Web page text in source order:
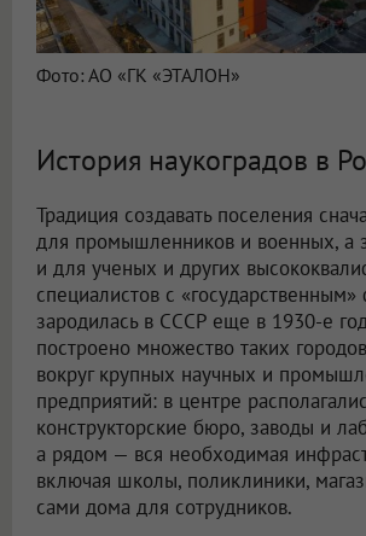
Фото: АО «ГК «ЭТАЛОН»
История наукоградов в
Традиция создавать поселения
для промышленников и военных, а
и для ученых и других
специалистов с
зародилась в СССР еще в 1930-е
построено множество таких
вокруг крупных научных и
предприятий: в центре
конструкторские бюро, заводы и
а рядом — вся необходимая
включая школы, поликлиники,
сами дома для сотрудников.